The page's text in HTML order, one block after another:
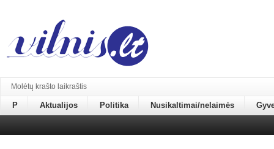
Molėtų krašto laikraštis
P Aktualijos Politika Nusikaltimai/nelaimės